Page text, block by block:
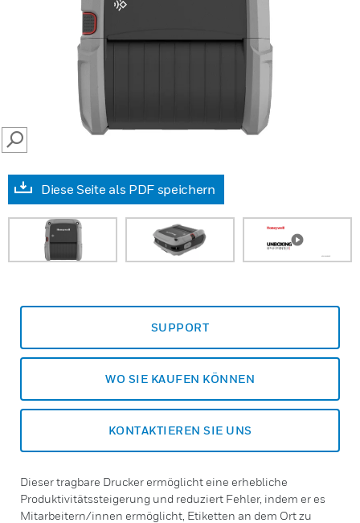
SEARCH
Diese Seite als PDF speichern
SUPPORT
WO SIE KAUFEN KÖNNEN
KONTAKTIEREN SIE UNS
Dieser tragbare Drucker ermöglicht eine erhebliche
Produktivitätssteigerung und reduziert Fehler, indem er es
Mitarbeitern/innen ermöglicht, Etiketten an dem Ort zu